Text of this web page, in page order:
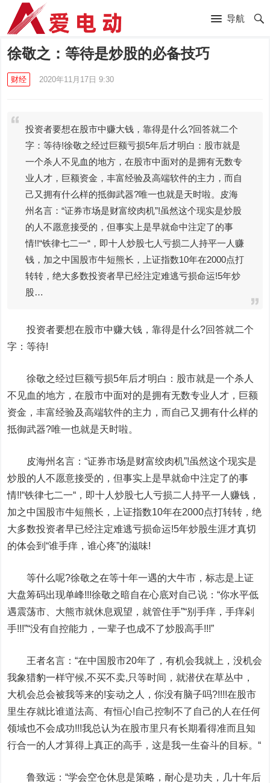
导航
徐敬之：等待是炒股的必备技巧
财经 2020年11月17日 9:30
投资者要想在股市中赚大钱，靠得是什么?回答就二个
字：等待!徐敬之经过巨额亏损5年后才明白：股市就是
一个杀人不见血的地方，在股市中面对的是拥有无数专
业人才，巨额资金，丰富经验及高端软件的主力，而自
己又拥有什么样的抵御武器?唯一也就是天时啦。皮海
州名言：“证券市场是财富绞肉机”!虽然这个现实是炒股
的人不愿意接受的，但事实上是早就命中注定了的事
情!!“铁律七二一“，即十人炒股七人亏损二人持平一人赚
钱，加之中国股市牛短熊长，上证指数10年在2000点打
转转，绝大多数投资者早已经注定难逃亏损命运!5年炒
股…
投资者要想在股市中赚大钱，靠得是什么?回答就二个
字：等待!
徐敬之经过巨额亏损5年后才明白：股市就是一个杀人
不见血的地方，在股市中面对的是拥有无数专业人才，巨额
资金，丰富经验及高端软件的主力，而自己又拥有什么样的
抵御武器?唯一也就是天时啦。
皮海州名言：“证券市场是财富绞肉机”!虽然这个现实是
炒股的人不愿意接受的，但事实上是早就命中注定了的事
情!!“铁律七二一“，即十人炒股七人亏损二人持平一人赚钱，
加之中国股市牛短熊长，上证指数10年在2000点打转转，绝
大多数投资者早已经注定难逃亏损命运!5年炒股生涯才真切
的体会到“谁手痒，谁心疼”的滋味!
等什么呢?徐敬之在等十年一遇的大牛市，标志是上证
大盘筹码出现单峰!!!徐敬之暗自在心底对自己说：“你水平低
遇震荡市、大熊市就休息观望，就管住手”“别手痒，手痒剁
手!!!”“没有自控能力，一辈子也成不了炒股高手!!!”
王者名言：“在中国股市20年了，有机会我就上，没机会
我象猎豹一样守候,不买不卖,只等时间，就潜伏在草丛中，
大机会总会被我等来的!妄动之人，你没有脑子吗?!!!!在股市
里生存就比谁道法高、有恒心!自己控制不了自己的人在任何
领域也不会成功!!!我总认为在股市里只有长期看得准而且知
行合一的人才算得上真正的高手，这是我一生奋斗的目标。“
鲁致远：“学会空仓休息是策略，耐心是功夫，几十年后